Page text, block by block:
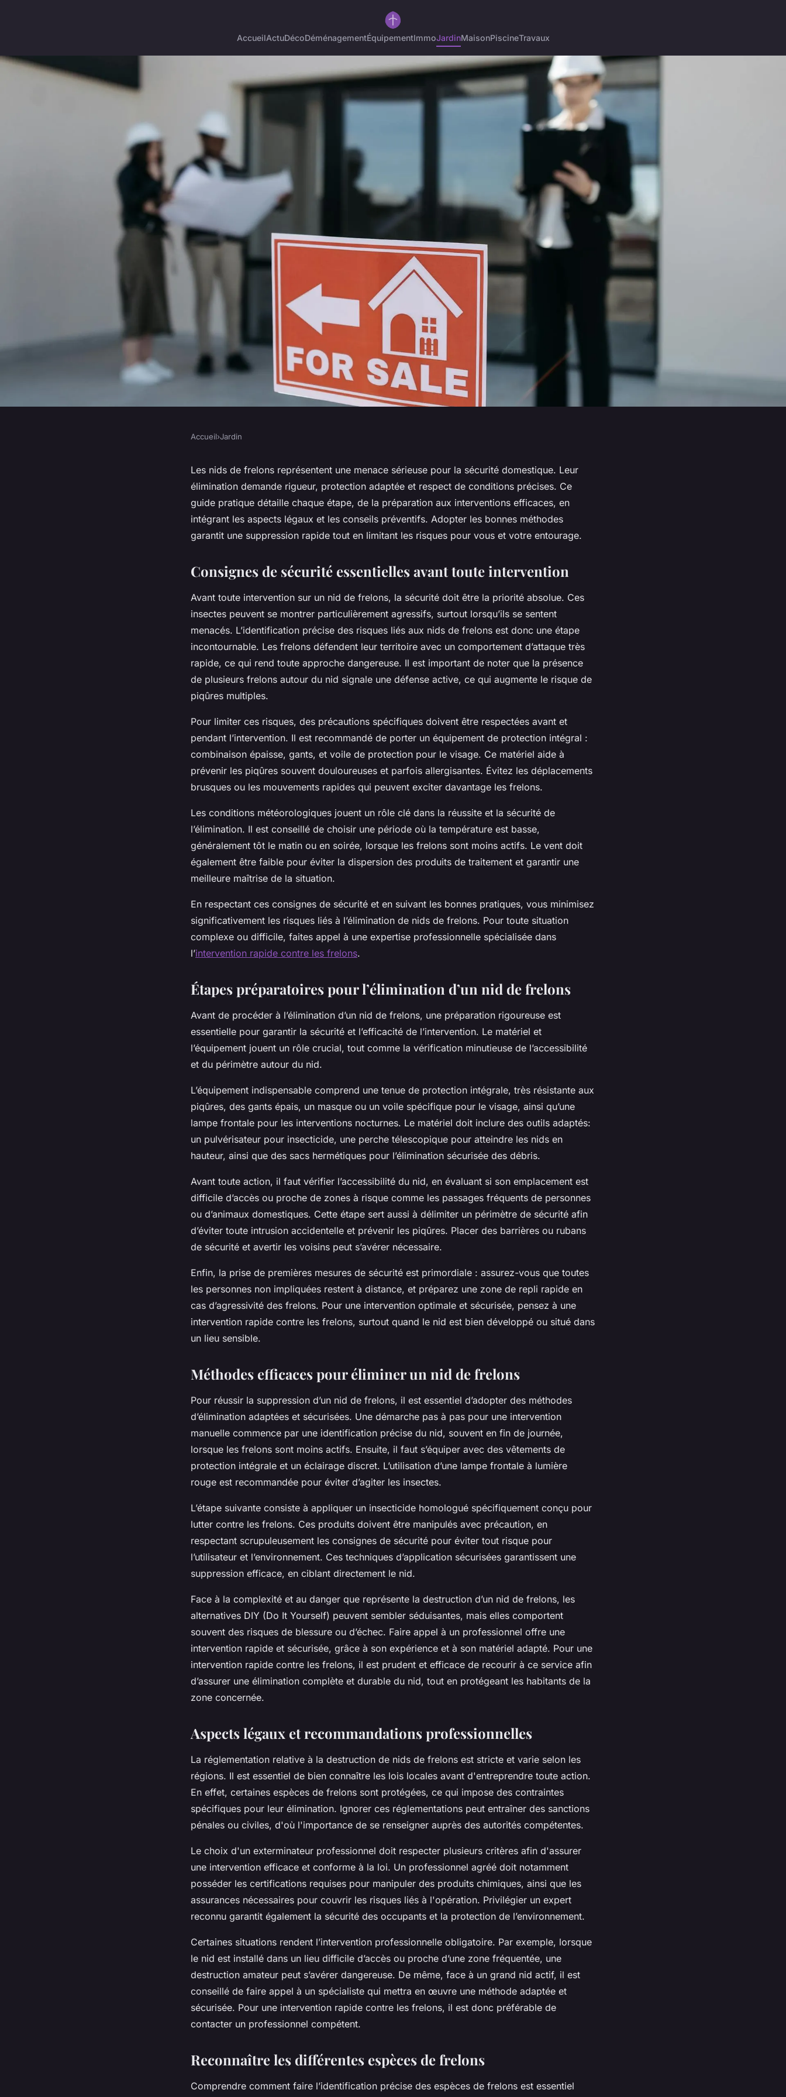
AccueilActuDécoDéménagementÉquipementImmoJardinMaisonPiscineTravaux
Élimination sécurisée et rapide des
nids de frelons : guide pratique
Accueil›Jardin
Les nids de frelons représentent une menace sérieuse pour la sécurité domestique. Leur
élimination demande rigueur, protection adaptée et respect de conditions précises. Ce
guide pratique détaille chaque étape, de la préparation aux interventions efficaces, en
intégrant les aspects légaux et les conseils préventifs. Adopter les bonnes méthodes
garantit une suppression rapide tout en limitant les risques pour vous et votre entourage.
Consignes de sécurité essentielles avant toute intervention
Avant toute intervention sur un nid de frelons, la sécurité doit être la priorité absolue. Ces
insectes peuvent se montrer particulièrement agressifs, surtout lorsqu’ils se sentent
menacés. L’identification précise des risques liés aux nids de frelons est donc une étape
incontournable. Les frelons défendent leur territoire avec un comportement d’attaque très
rapide, ce qui rend toute approche dangereuse. Il est important de noter que la présence
de plusieurs frelons autour du nid signale une défense active, ce qui augmente le risque de
piqûres multiples.
Pour limiter ces risques, des précautions spécifiques doivent être respectées avant et
pendant l’intervention. Il est recommandé de porter un équipement de protection intégral :
combinaison épaisse, gants, et voile de protection pour le visage. Ce matériel aide à
prévenir les piqûres souvent douloureuses et parfois allergisantes. Évitez les déplacements
brusques ou les mouvements rapides qui peuvent exciter davantage les frelons.
Les conditions météorologiques jouent un rôle clé dans la réussite et la sécurité de
l’élimination. Il est conseillé de choisir une période où la température est basse,
généralement tôt le matin ou en soirée, lorsque les frelons sont moins actifs. Le vent doit
également être faible pour éviter la dispersion des produits de traitement et garantir une
meilleure maîtrise de la situation.
En respectant ces consignes de sécurité et en suivant les bonnes pratiques, vous minimisez
significativement les risques liés à l’élimination de nids de frelons. Pour toute situation
complexe ou difficile, faites appel à une expertise professionnelle spécialisée dans
l’intervention rapide contre les frelons.
Étapes préparatoires pour l’élimination d’un nid de frelons
Avant de procéder à l’élimination d’un nid de frelons, une préparation rigoureuse est
essentielle pour garantir la sécurité et l’efficacité de l’intervention. Le matériel et
l’équipement jouent un rôle crucial, tout comme la vérification minutieuse de l’accessibilité
et du périmètre autour du nid.
L’équipement indispensable comprend une tenue de protection intégrale, très résistante aux
piqûres, des gants épais, un masque ou un voile spécifique pour le visage, ainsi qu’une
lampe frontale pour les interventions nocturnes. Le matériel doit inclure des outils adaptés:
un pulvérisateur pour insecticide, une perche télescopique pour atteindre les nids en
hauteur, ainsi que des sacs hermétiques pour l’élimination sécurisée des débris.
Avant toute action, il faut vérifier l’accessibilité du nid, en évaluant si son emplacement est
difficile d’accès ou proche de zones à risque comme les passages fréquents de personnes
ou d’animaux domestiques. Cette étape sert aussi à délimiter un périmètre de sécurité afin
d’éviter toute intrusion accidentelle et prévenir les piqûres. Placer des barrières ou rubans
de sécurité et avertir les voisins peut s’avérer nécessaire.
Enfin, la prise de premières mesures de sécurité est primordiale : assurez-vous que toutes
les personnes non impliquées restent à distance, et préparez une zone de repli rapide en
cas d’agressivité des frelons. Pour une intervention optimale et sécurisée, pensez à une
intervention rapide contre les frelons, surtout quand le nid est bien développé ou situé dans
un lieu sensible.
Méthodes efficaces pour éliminer un nid de frelons
Pour réussir la suppression d’un nid de frelons, il est essentiel d’adopter des méthodes
d’élimination adaptées et sécurisées. Une démarche pas à pas pour une intervention
manuelle commence par une identification précise du nid, souvent en fin de journée,
lorsque les frelons sont moins actifs. Ensuite, il faut s’équiper avec des vêtements de
protection intégrale et un éclairage discret. L’utilisation d’une lampe frontale à lumière
rouge est recommandée pour éviter d’agiter les insectes.
L’étape suivante consiste à appliquer un insecticide homologué spécifiquement conçu pour
lutter contre les frelons. Ces produits doivent être manipulés avec précaution, en
respectant scrupuleusement les consignes de sécurité pour éviter tout risque pour
l’utilisateur et l’environnement. Ces techniques d’application sécurisées garantissent une
suppression efficace, en ciblant directement le nid.
Face à la complexité et au danger que représente la destruction d’un nid de frelons, les
alternatives DIY (Do It Yourself) peuvent sembler séduisantes, mais elles comportent
souvent des risques de blessure ou d’échec. Faire appel à un professionnel offre une
intervention rapide et sécurisée, grâce à son expérience et à son matériel adapté. Pour une
intervention rapide contre les frelons, il est prudent et efficace de recourir à ce service afin
d’assurer une élimination complète et durable du nid, tout en protégeant les habitants de la
zone concernée.
Aspects légaux et recommandations professionnelles
La réglementation relative à la destruction de nids de frelons est stricte et varie selon les
régions. Il est essentiel de bien connaître les lois locales avant d'entreprendre toute action.
En effet, certaines espèces de frelons sont protégées, ce qui impose des contraintes
spécifiques pour leur élimination. Ignorer ces réglementations peut entraîner des sanctions
pénales ou civiles, d'où l'importance de se renseigner auprès des autorités compétentes.
Le choix d'un exterminateur professionnel doit respecter plusieurs critères afin d'assurer
une intervention efficace et conforme à la loi. Un professionnel agréé doit notamment
posséder les certifications requises pour manipuler des produits chimiques, ainsi que les
assurances nécessaires pour couvrir les risques liés à l'opération. Privilégier un expert
reconnu garantit également la sécurité des occupants et la protection de l’environnement.
Certaines situations rendent l’intervention professionnelle obligatoire. Par exemple, lorsque
le nid est installé dans un lieu difficile d’accès ou proche d’une zone fréquentée, une
destruction amateur peut s’avérer dangereuse. De même, face à un grand nid actif, il est
conseillé de faire appel à un spécialiste qui mettra en œuvre une méthode adaptée et
sécurisée. Pour une intervention rapide contre les frelons, il est donc préférable de
contacter un professionnel compétent.
Reconnaître les différentes espèces de frelons
Comprendre comment faire l’identification précise des espèces de frelons est essentiel